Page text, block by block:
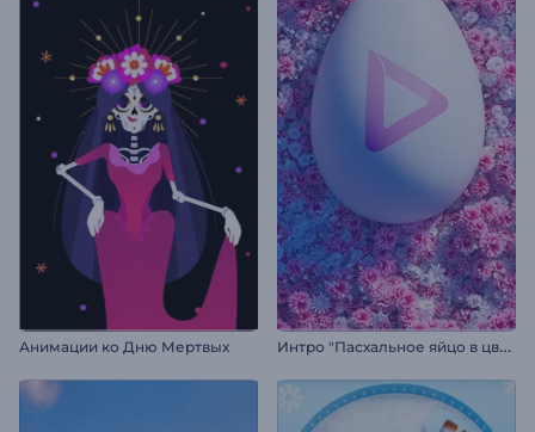
Анимации ко Дню Мертвых И
нтро "Пасхальное яйцо в цветах"